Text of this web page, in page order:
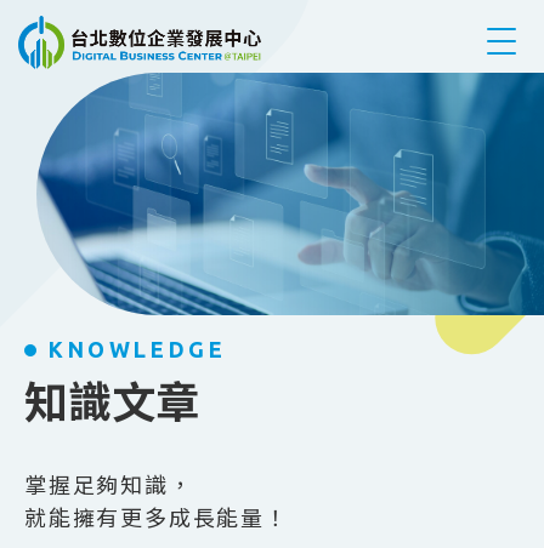
跳到主要內容
KNOWLEDGE
知識文章
掌握足夠知識，
就能擁有更多成長能量！